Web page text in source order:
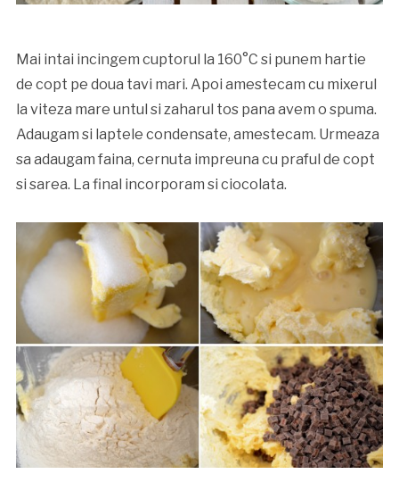
Mai intai incingem cuptorul la 160°C si punem hartie
de copt pe doua tavi mari. Apoi amestecam cu mixerul
la viteza mare untul si zaharul tos pana avem o spuma.
Adaugam si laptele condensate, amestecam. Urmeaza
sa adaugam faina, cernuta impreuna cu praful de copt
si sarea. La final incorporam si ciocolata.